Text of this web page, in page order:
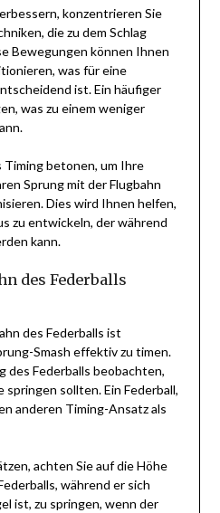
konzentrieren Sie
die zu dem Schlag
Bewegungen können Ihnen
was für eine
ist. Ein häufiger
was zu einem weniger
Timing betonen, um Ihre
Sprung mit der Flugbahn
Dies wird Ihnen helfen,
zu entwickeln, der während
kann.
des Federballs
des Federballs ist
Smash effektiv zu timen.
des Federballs beobachten,
springen sollten. Ein Federball,
anderen Timing-Ansatz als
achten Sie auf die Höhe
während er sich
ist, zu springen, wenn der